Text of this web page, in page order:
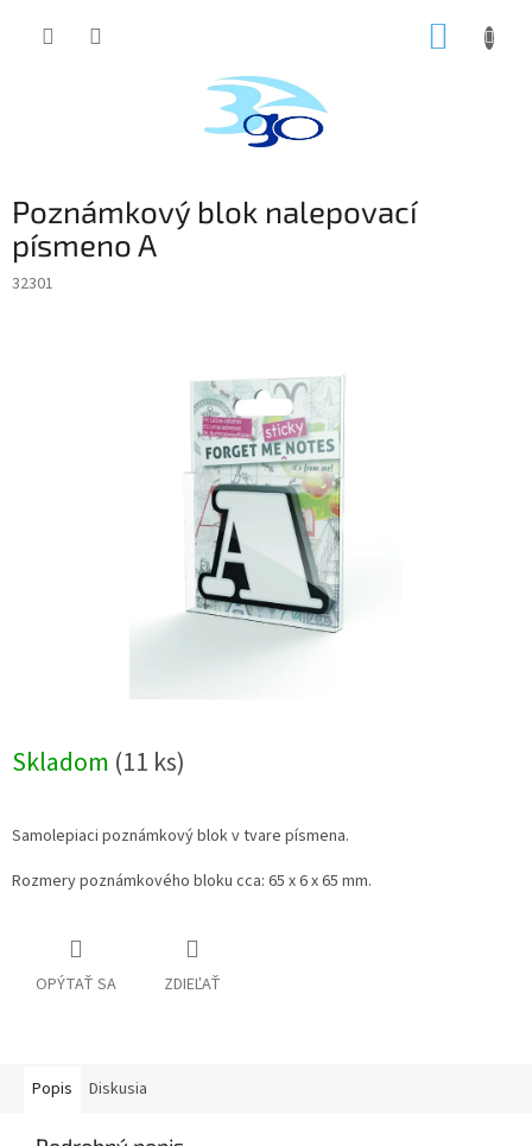
Poznámkový blok nalepovací
písmeno A
32301
Skladom (11 ks)
Samolepiaci poznámkový blok v tvare písmena.
Rozmery poznámkového bloku cca: 65 x 6 x 65 mm.
OPÝTAŤ SA ZDIEĽAŤ
Popis Diskusia